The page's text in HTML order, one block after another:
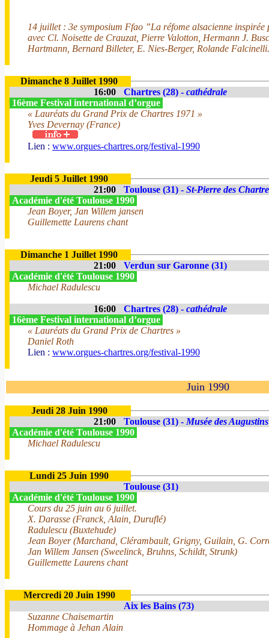
14 juillet : 3e symposium Ffao ”La réfome alsacienne
avec Cl. Noisette de Crauzat, Pierre Valotton, Hermann J.
Hartmann, Bernard Billeter, E. Nies-Berger, Rolande Falcinelli.
Dimanche 8 Juillet 1990
16:00
Chartres (28) - cathédrale
16ème Festival international d’orgue
« Lauréats du Grand Prix de Chartres 1971 »
Yves Devernay (France)
Lien : www.orgues-chartres.org/festival-1990
Jeudi 5 Juillet 1990
21:00
Toulouse (31) - St-Pierre des
Académie d'été Toulouse 1990
Jean Boyer, Jan Willem jansen
Guillemette Laurens chant
Dimanche 1 Juillet 1990
21:00
Verdun sur Garonne (31)
Académie d'été Toulouse 1990
Michael Radulescu
16:00 Chartres (28) - cathédrale
16ème Festival international d’orgue
« Lauréats du Grand Prix de Chartres »
Daniel Roth
Lien : www.orgues-chartres.org/festival-1990
Juin 1990
Jeudi 28 Juin 1990
21:00
Toulouse (31) - Musée des Augustins
Académie d'été Toulouse 1990
Michael Radulescu
Lundi 25 Juin 1990
Toulouse (31)
Académie d'été Toulouse 1990
Cours du 25 juin au 6 juillet.
X. Darasse (Franck, Alain, Duruflé)
Radulescu (Buxtehude)
Jean Boyer (Marchand, Clérambault, Grigny, Guilain, G.
Jan Willem Jansen (Sweelinck, Bruhns, Schildt, Strunk)
Guillemette Laurens chant
Mercredi 20 Juin 1990
Aix les Bains (73)
Suzanne Chaisemartin
Hommage à Jehan Alain